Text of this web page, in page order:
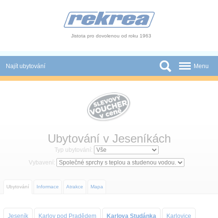
Jistota pro dovolenou od roku 1963
Najít ubytování
Skupiny a konference
Atrakce
O nás
Menu
Ubytování v Jeseníkách
Typ ubytování:
Vybavení:
Ubytování Informace Atrakce Mapa
Jeseník Karlov pod Pradědem Karlova Studánka Karlovice